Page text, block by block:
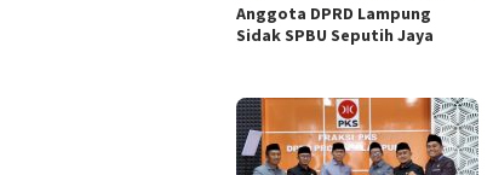
Anggota DPRD Lampung
Sidak SPBU Seputih Jaya